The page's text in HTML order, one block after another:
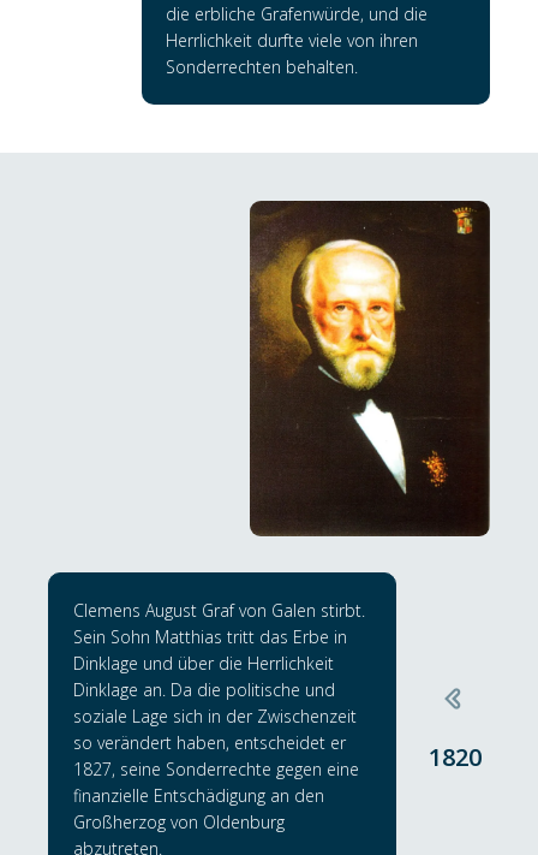
die erbliche Grafenwürde, und die
Herrlichkeit durfte viele von ihren
Sonderrechten behalten.
Clemens August Graf von Galen stirbt.
Sein Sohn Matthias tritt das Erbe in
Dinklage und über die Herrlichkeit
Dinklage an. Da die politische und
soziale Lage sich in der Zwischenzeit
so verändert haben, entscheidet er
1827, seine Sonderrechte gegen eine
finanzielle Entschädigung an den
Großherzog von Oldenburg
abzutreten.
1820